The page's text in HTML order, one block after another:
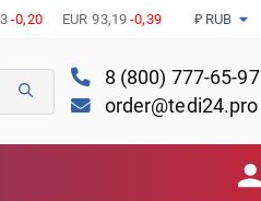
-0,20 EUR 93,19 -0,39 ₽ RUB
8 (800) 777-65-97
order@tedi24.pro